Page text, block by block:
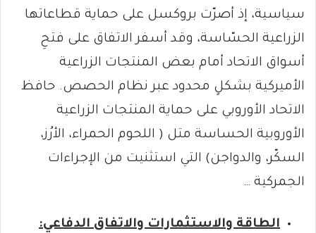
سياسية، إذ أصرّت بروكسل على حماية قطاعاتها
الزراعية الحسّاسة، وقد أسفر الاتفاق على فتحِ
أسواق الاتحاد أمام بعض المنتجات الزراعية
الأميركية بشكلٍ محدود عبر نظام الحصص. حافظ
الاتحاد الأوروبي على حماية المنتجات الزراعية
الأوروبية الحساسة متل ( اللحوم الحمراء، الأرُز،
السكّر، والدواجن) التي استثنيت من الإجراءات
الجمركية …
الطاقة والاستثمارات والاتفاق الدفاعي: